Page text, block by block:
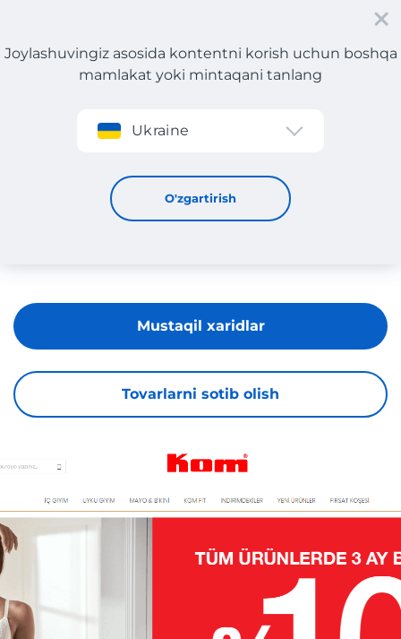
Roʻyxatdan oʻtish
Joylashuvingiz asosida kontentni korish uchun boshqa
mamlakat yoki mintaqani tanlang
Ukraine
O'zgartirish
Tovarlarni sotib olish
Mustaqil xaridlar